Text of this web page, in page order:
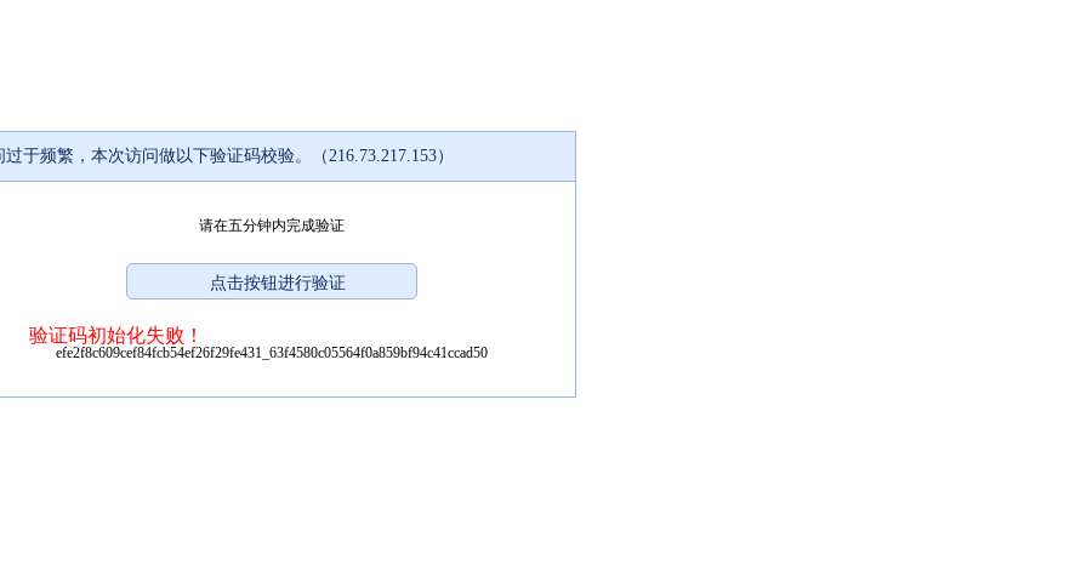
过于频繁，本次访问做以下验证码校验。（216.73.217.153）
请在五分钟内完成验证
验证码初始化失败！
efe2f8c609cef84fcb54ef26f29fe431_63f4580c05564f0a859bf94c41ccad50